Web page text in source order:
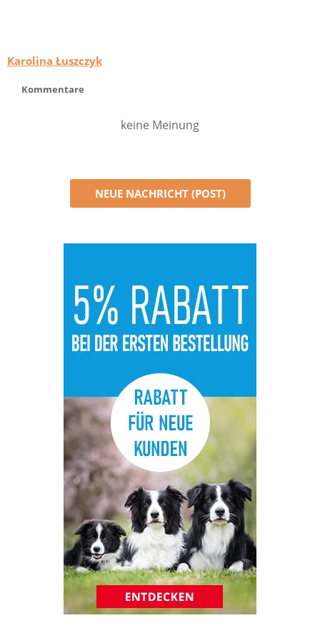
Karolina Łuszczyk
Kommentare
keine Meinung
NEUE NACHRICHT (POST)